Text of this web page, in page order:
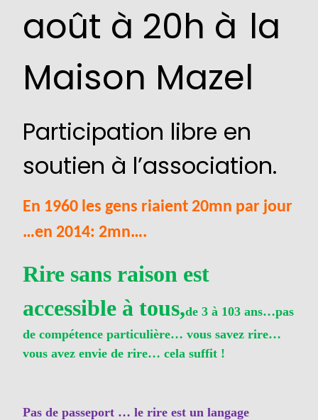
août à 20h à la
Maison Mazel
Participation libre en
soutien à l’association.
En 1960 les gens riaient 20mn par jour
…en 2014: 2mn….
Rire sans raison est
accessible à tous,de 3 à 103 ans…pas
de compétence particulière… vous savez rire…
vous avez envie de rire… cela suffit !
Pas de passeport … le rire est un langage